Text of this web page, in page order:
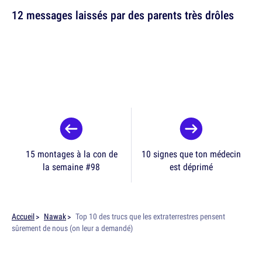
12 messages laissés par des parents très drôles
15 montages à la con de
la semaine #98
10 signes que ton médecin
est déprimé
Accueil Nawak
Top 10 des trucs que les extraterrestres pensent
sûrement de nous (on leur a demandé)